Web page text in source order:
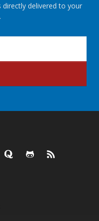
delivered to your